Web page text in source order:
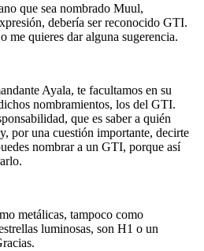
que sea nombrado Muul,
debería ser reconocido GTI.
me quieres dar alguna sugerencia.
Ayala, te facultamos en su
nombramientos, los del GTI.
que es saber a quién
por una cuestión importante, decirte
nombrar a un GTI, porque así
metálicas, tampoco como
luminosas, son H1 o un